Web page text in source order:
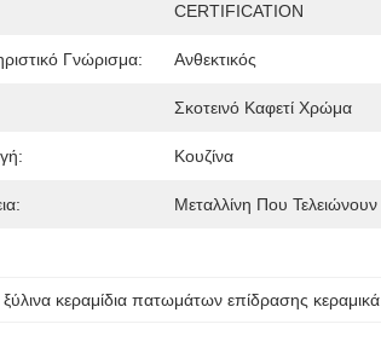
CERTIFICATION
Γνώρισμα: Ανθεκτικός
Σκοτεινό Καφετί Χρώμα
Κουζίνα
Μεταλλίνη Που Τελειώνουν
, ξύλινα κεραμίδια πατωμάτων επίδρασης κεραμικά